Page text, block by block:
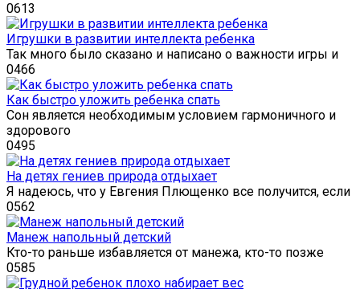
0613
Игрушки в развитии интеллекта ребенка
Так много было сказано и написано о важности игры и
0466
Как быстро уложить ребенка спать
Сон является необходимым условием гармоничного и
здорового
0495
На детях гениев природа отдыхает
Я надеюсь, что у Евгения Плющенко все получится, если
0562
Манеж напольный детский
Кто-то раньше избавляется от манежа, кто-то позже
0585